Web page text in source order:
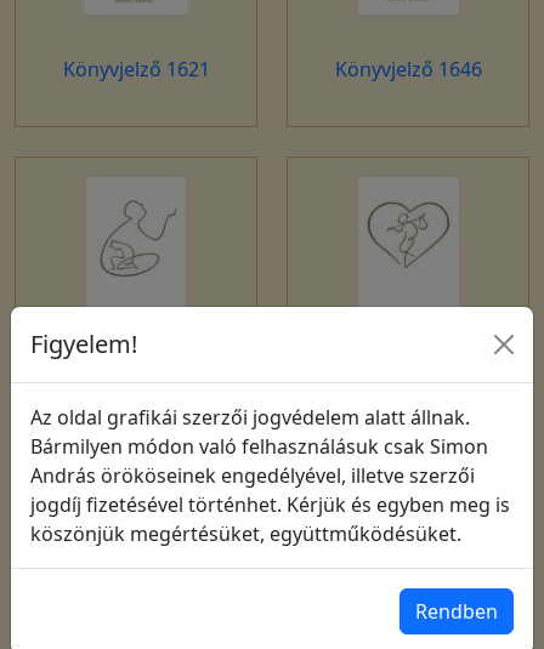
Könyvjelző 1621 Könyvjelző 1646
Könyvjelző 1733 Könyvjelző 1817
Figyelem!
Az oldal grafikái szerzői jogvédelem alatt állnak.
Bármilyen módon való felhasználásuk csak Simon
András örököseinek engedélyével, illetve szerzői
jogdíj fizetésével történhet. Kérjük és egyben meg is
köszönjük megértésüket, együttműködésüket.
Rendben